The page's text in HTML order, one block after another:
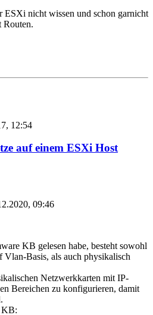
ESXi nicht wissen und schon garnicht
Routen.
12:54
auf einem ESXi Host
09:46
KB gelesen habe, besteht sowohl
Basis, als auch physikalisch
Netzwerkkarten mit IP-
Bereichen zu konfigurieren, damit
KB: